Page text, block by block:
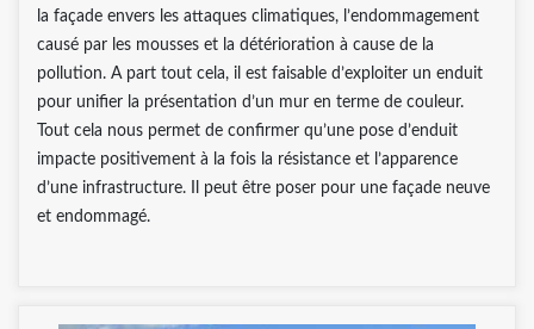
la façade envers les attaques climatiques, l’endommagement
causé par les mousses et la détérioration à cause de la
pollution. A part tout cela, il est faisable d’exploiter un enduit
pour unifier la présentation d’un mur en terme de couleur.
Tout cela nous permet de confirmer qu’une pose d’enduit
impacte positivement à la fois la résistance et l’apparence
d’une infrastructure. Il peut être poser pour une façade neuve
et endommagé.